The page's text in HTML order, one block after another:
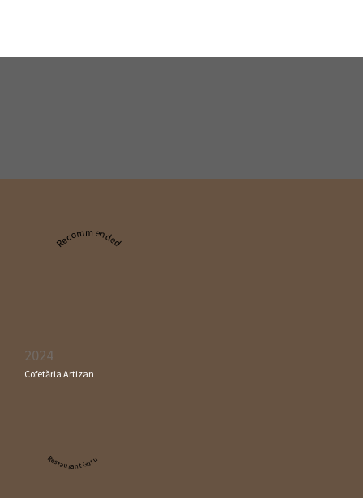
Recommended
2024
Cofetăria Artizan
Restaurant Guru